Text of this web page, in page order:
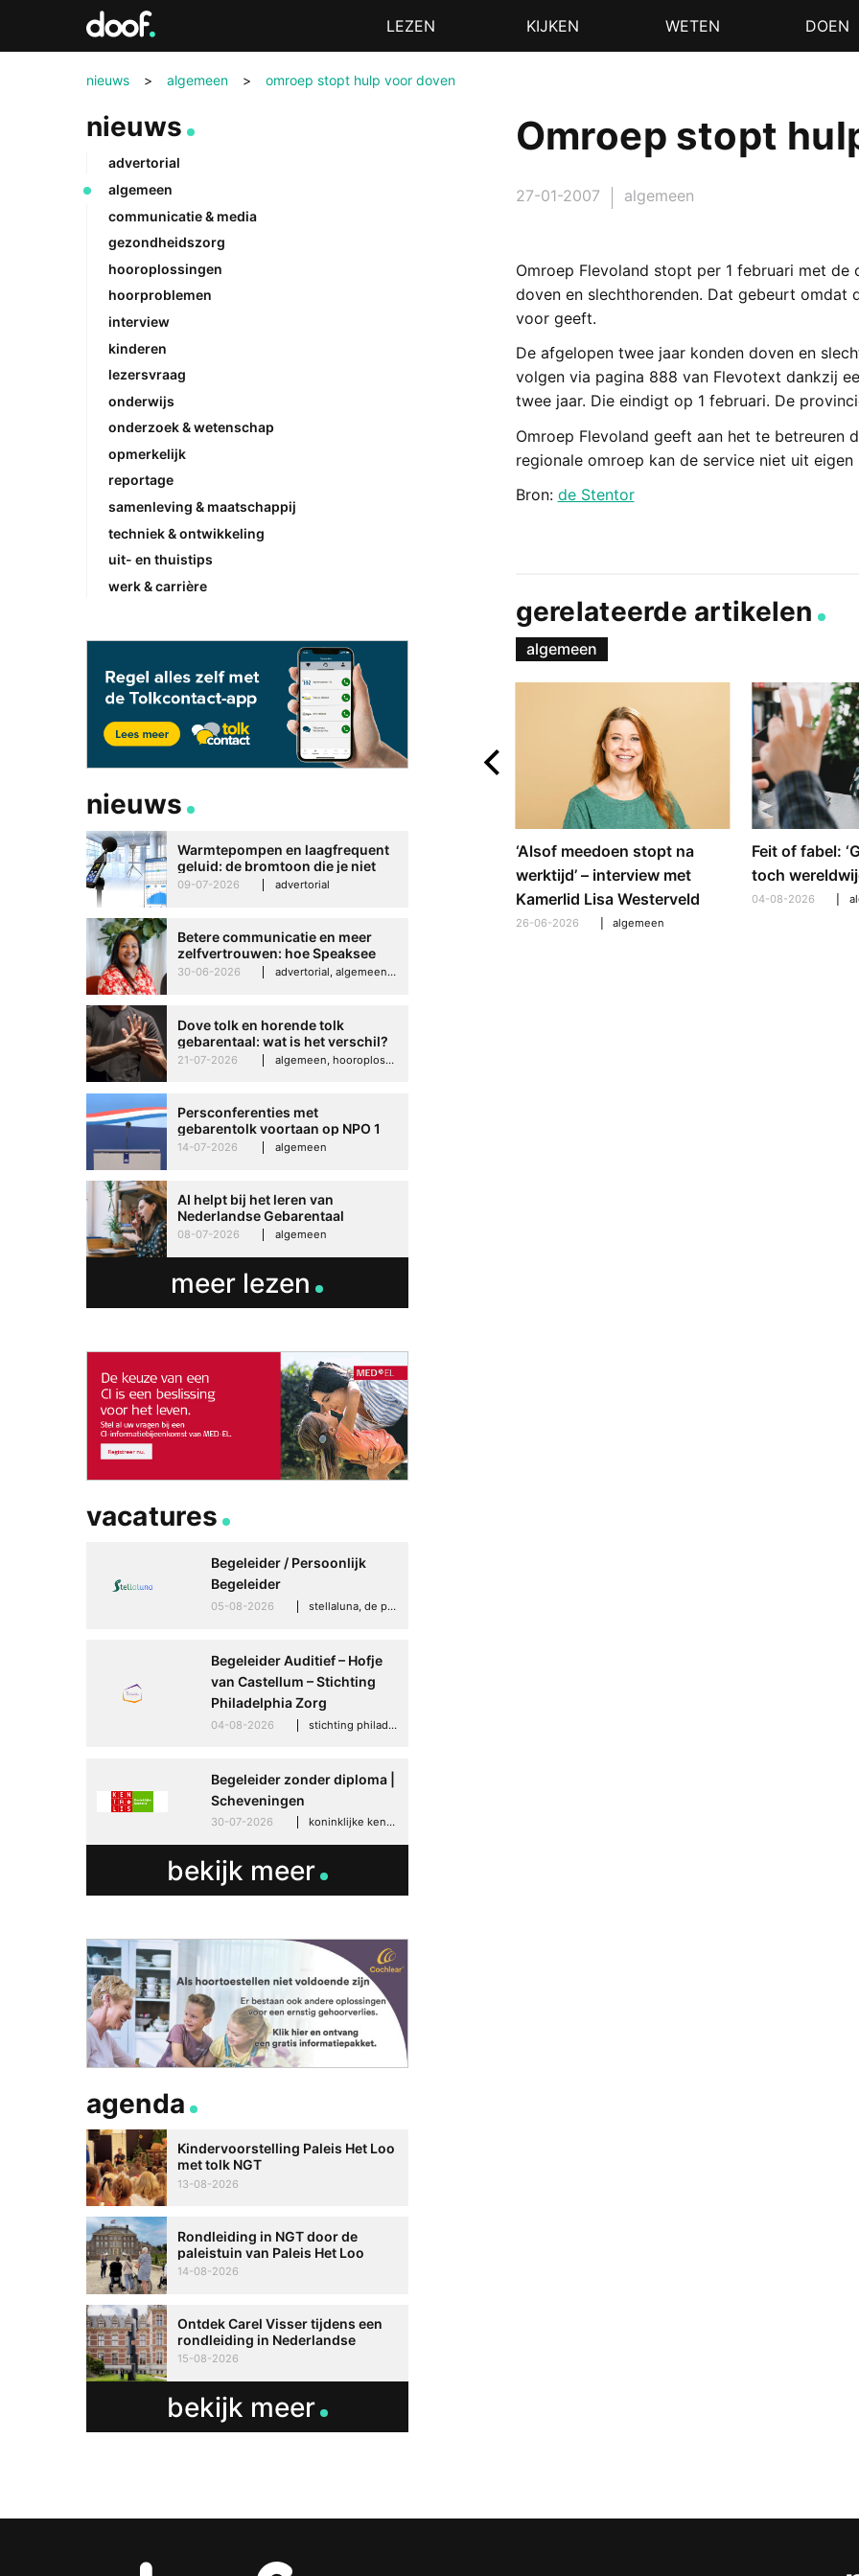
MenuLEZEN KIJKEN WETEN DOEN
nieuws > algemeen > omroep stopt hulp voor doven
Omroep stopt
27-01-2007 algemeen
Omroep Flevoland stopt per 1 februari met
doven en slechthorenden. Dat gebeurt omdat
voor geeft.
De afgelopen twee jaar konden doven en
volgen via pagina 888 van Flevotext dankzij
twee jaar. Die eindigt op 1 februari. De
Omroep Flevoland geeft aan het te betreuren
regionale omroep kan de service niet uit eigen
Bron: de Stentor
gerelateerde artikelen
algemeen
Feit of fabel:
toch
04-08-2026
Betere communicatie en
meer zelfvertrouwen: hoe
30-06-2026
‘Alsof meedoen stopt na
werktijd’ – interview met
Kamerlid Lisa Westerveld
26-06-2026 algemeen
nieuws
advertorial
algemeen
communicatie & media
gezondheidszorg
hooroplossingen
hoorproblemen
interview
kinderen
lezersvraag
onderwijs
onderzoek & wetenschap
opmerkelijk
reportage
samenleving & maatschappij
techniek & ontwikkeling
uit- en thuistips
werk & carrière
nieuws
Warmtepompen en laagfrequent
geluid: de bromtoon die je niet
kunt negeren
09-07-2026 advertorial
Betere communicatie en meer
zelfvertrouwen: hoe Speaksee
Imelda helpt om te groeien in
30-06-2026 advertorial, algemeen, hooroplossingen, interview
Dove tolk en horende tolk
gebarentaal: wat is het verschil?
21-07-2026 algemeen, hooroplossingen, hoorproblemen, samenleving & maatschappij
Persconferenties met
gebarentolk voortaan op NPO 1
Extra
14-07-2026 algemeen
AI helpt bij het leren van
Nederlandse Gebarentaal
08-07-2026 algemeen
meer lezen
vacatures
Begeleider / Persoonlijk
Begeleider
05-08-2026 stellaluna, de punt (drenthe)
Begeleider Auditief – Hofje
van Castellum – Stichting
Philadelphia Zorg
04-08-2026 stichting philadelphia zorg, den haag
Begeleider zonder diploma |
Scheveningen
30-07-2026 koninklijke kentalis, scheveningen
bekijk meer
agenda
Kindervoorstelling Paleis Het Loo
met tolk NGT
13-08-2026
Rondleiding in NGT door de
paleistuin van Paleis Het Loo
14-08-2026
Ontdek Carel Visser tijdens een
rondleiding in Nederlandse
Gebarentaal
15-08-2026
bekijk meer
Doof.nl